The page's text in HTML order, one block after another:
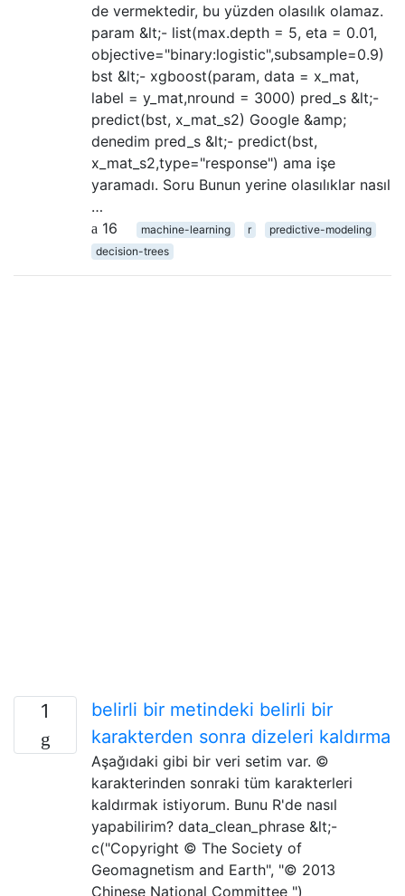
de vermektedir, bu yüzden olasılık olamaz.
param &lt;- list(max.depth = 5, eta = 0.01,
objective="binary:logistic",subsample=0.9)
bst &lt;- xgboost(param, data = x_mat,
label = y_mat,nround = 3000) pred_s &lt;-
predict(bst, x_mat_s2) Google &amp;
denedim pred_s &lt;- predict(bst,
x_mat_s2,type="response") ama işe
yaramadı. Soru Bunun yerine olasılıklar nasıl
…
16
machine-learning r
predictive-modeling
decision-trees
1
belirli bir metindeki belirli bir
karakterden sonra dizeleri kaldırma
Aşağıdaki gibi bir veri setim var. ©
karakterinden sonraki tüm karakterleri
kaldırmak istiyorum. Bunu R'de nasıl
yapabilirim? data_clean_phrase &lt;-
c("Copyright © The Society of
Geomagnetism and Earth", "© 2013
Chinese National Committee ")